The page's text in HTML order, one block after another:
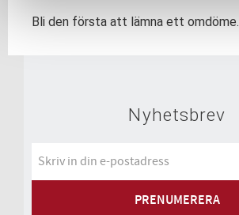
Bli den första att lämna ett omdöme.
Nyhetsbrev
PRENUMERERA